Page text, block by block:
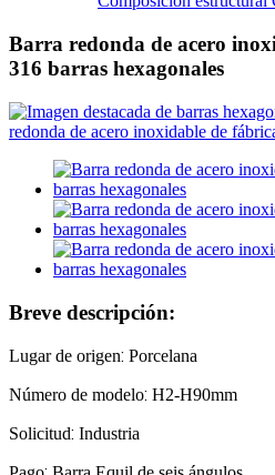
Barra redonda de acero
316 barras hexagonales
Breve descripción:
Lugar de origen: Porcelana
Número de modelo: H2-H90mm
Solicitud: Industria